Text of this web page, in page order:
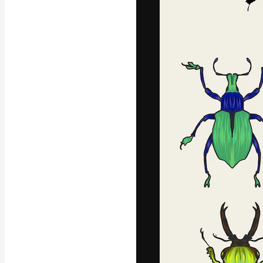
La plataforma
trabajo. Más
entre
Español
Copyright © 2010-